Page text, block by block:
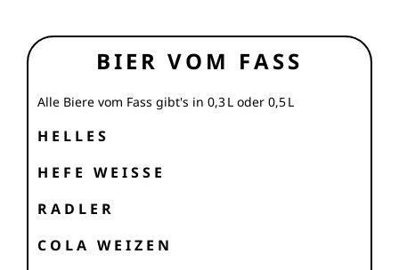
BIER VOM FASS
Alle Biere vom Fass gibt's in 0,3 L oder 0,5 L
HELLES
HEFE WEISSE
RADLER
COLA WEIZEN